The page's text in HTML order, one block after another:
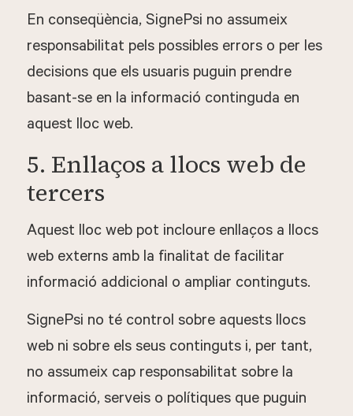
En conseqüència, SignePsi no assumeix
responsabilitat pels possibles errors o per les
decisions que els usuaris puguin prendre
basant-se en la informació continguda en
aquest lloc web.
5. Enllaços a llocs web de
tercers
Aquest lloc web pot incloure enllaços a llocs
web externs amb la finalitat de facilitar
informació addicional o ampliar continguts.
SignePsi no té control sobre aquests llocs
web ni sobre els seus continguts i, per tant,
no assumeix cap responsabilitat sobre la
informació, serveis o polítiques que puguin